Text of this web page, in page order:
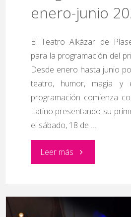
enero-junio
El Teatro Alkázar de
para la programación del
Desde enero hasta junio
teatro, humor, magia y
programación comienza
Latino presentando su
el sábado, 18 de …
Leer más"Programación
Alkázar